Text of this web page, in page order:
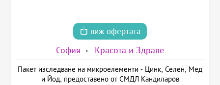
виж офертата
София Красота и Здраве
Пакет изследване на микроелементи - Цинк, Селен, Мед
и Йод, предоставено от СМДЛ Кандиларов